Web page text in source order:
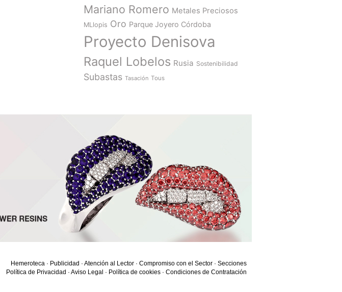
Mariano Romero Metales Preciosos
MLlopis Oro Parque Joyero Córdoba
Proyecto Denisova
Raquel Lobelos Rusia Sostenibilidad
Subastas Tasación Tous
Hemeroteca · Publicidad · Atención al Lector · Compromiso con el Sector · Secciones
Política de Privacidad · Aviso Legal · Política de cookies · Condiciones de Contratación